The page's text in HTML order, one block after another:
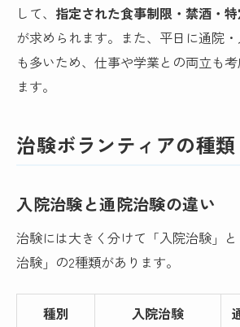
して、 指定された食事制限・禁酒・
が求められます。また、平日に通院
も多いため、仕事や学業との両立も
ます。
治験ボランティアの種類
入院治験と通院治験の違い
治験には大きく分けて「入院治験」と
治験」の2種類があります。
種別 入院治験